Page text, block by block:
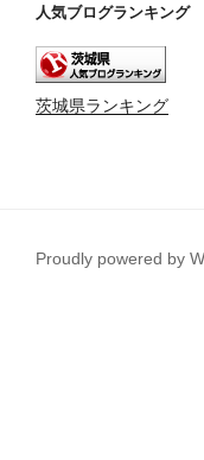
人気ブログランキング
茨城県ランキング
Proudly powered by